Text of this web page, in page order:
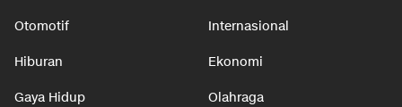
Otomotif Internasional
Hiburan Ekonomi
Gaya Hidup Olahraga